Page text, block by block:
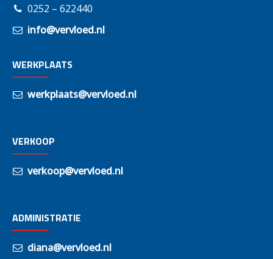
0252 – 622440
info@vervloed.nl
WERKPLAATS
werkplaats@vervloed.nl
VERKOOP
verkoop@vervloed.nl
ADMINISTRATIE
diana@vervloed.nl